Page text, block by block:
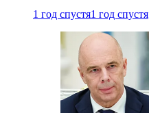
1 год спустя1 год спустя